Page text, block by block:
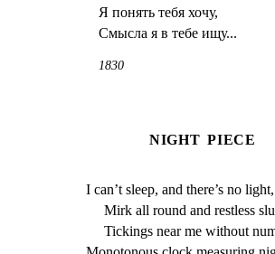
Я понять тебя хочу,
Смысла я в тебе ищу...
1830
NIGHT PIECE
I can’t sleep, and there’s no light,
Mirk all round and restless
Tickings near me without